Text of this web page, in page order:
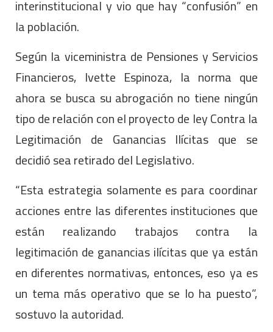
interinstitucional y vio que hay “confusión” en
la población.
Según la viceministra de Pensiones y Servicios
Financieros, Ivette Espinoza, la norma que
ahora se busca su abrogación no tiene ningún
tipo de relación con el proyecto de ley Contra la
Legitimación de Ganancias Ilícitas que se
decidió sea retirado del Legislativo.
“Esta estrategia solamente es para coordinar
acciones entre las diferentes instituciones que
están realizando trabajos contra la
legitimación de ganancias ilícitas que ya están
en diferentes normativas, entonces, eso ya es
un tema más operativo que se lo ha puesto”,
sostuvo la autoridad.